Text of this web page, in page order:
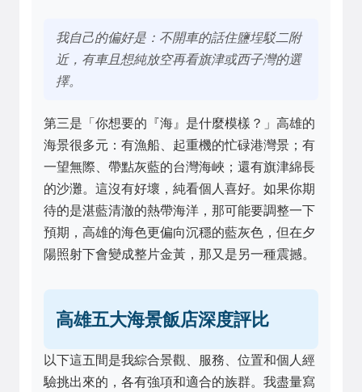
我自己的偏好是：不開車的話住鹽埕駁二附
近，有車且想純放空再看旗津或西子灣的選
擇。
第三是「你想要的『海』是什麼模樣？」高雄的
海景很多元：有漁船、起重機的忙碌港灣景；有
一望無際、帶點灰藍的台灣海峽；還有旗津綿長
的沙灘。這沒有好壞，純看個人喜好。如果你期
待的是湛藍清澈的熱帶海洋，那可能要調整一下
預期，高雄的海色更偏向沉穩的藍灰色，但在夕
陽照射下會變成整片金黃，那又是另一種震撼。
高雄五大海景飯店深度評比
以下這五間是我綜合景觀、服務、位置和個人經
驗挑出來的，各有強項和適合的族群。我盡量寫